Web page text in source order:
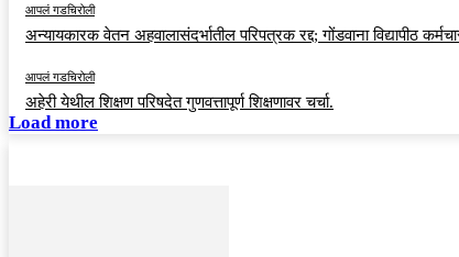
आपलं गडचिरोली
अन्यायकारक वेतन अहवालासंदर्भातील परिपत्रक रद्द; गोंडवाना विद्यापीठ
आपलं गडचिरोली
अहेरी येथील शिक्षण परिषदेत गुणवत्तापूर्ण शिक्षणावर चर्चा.
Load more